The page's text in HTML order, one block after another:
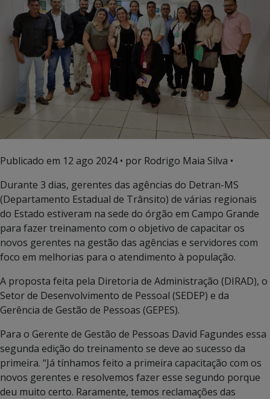
Publicado em 12 ago 2024• por Rodrigo Maia Silva •
Durante 3 dias, gerentes das agências do Detran-MS
(Departamento Estadual de Trânsito) de várias regionais
do Estado estiveram na sede do órgão em Campo Grande
para fazer treinamento com o objetivo de capacitar os
novos gerentes na gestão das agências e servidores com
foco em melhorias para o atendimento à população.
A proposta feita pela Diretoria de Administração (DIRAD), o
Setor de Desenvolvimento de Pessoal (SEDEP) e da
Gerência de Gestão de Pessoas (GEPES).
Para o Gerente de Gestão de Pessoas David Fagundes essa
segunda edição do treinamento se deve ao sucesso da
primeira. “Já tínhamos feito a primeira capacitação com os
novos gerentes e resolvemos fazer esse segundo porque
deu muito certo. Raramente, temos reclamações das